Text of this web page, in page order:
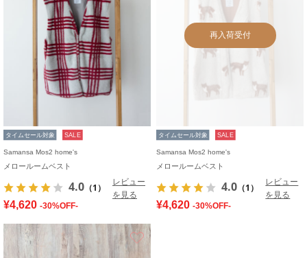
タイムセール対象 SALE
Samansa Mos2 home's
メロールームベスト
4.0 （1）
レビュー
を見る
¥4,620 -30%OFF-
再入荷受付
タイムセール対象 SALE
Samansa Mos2 home's
メロールームベスト
4.0 （1）
レビュー
を見る
¥4,620 -30%OFF-
お気に入り